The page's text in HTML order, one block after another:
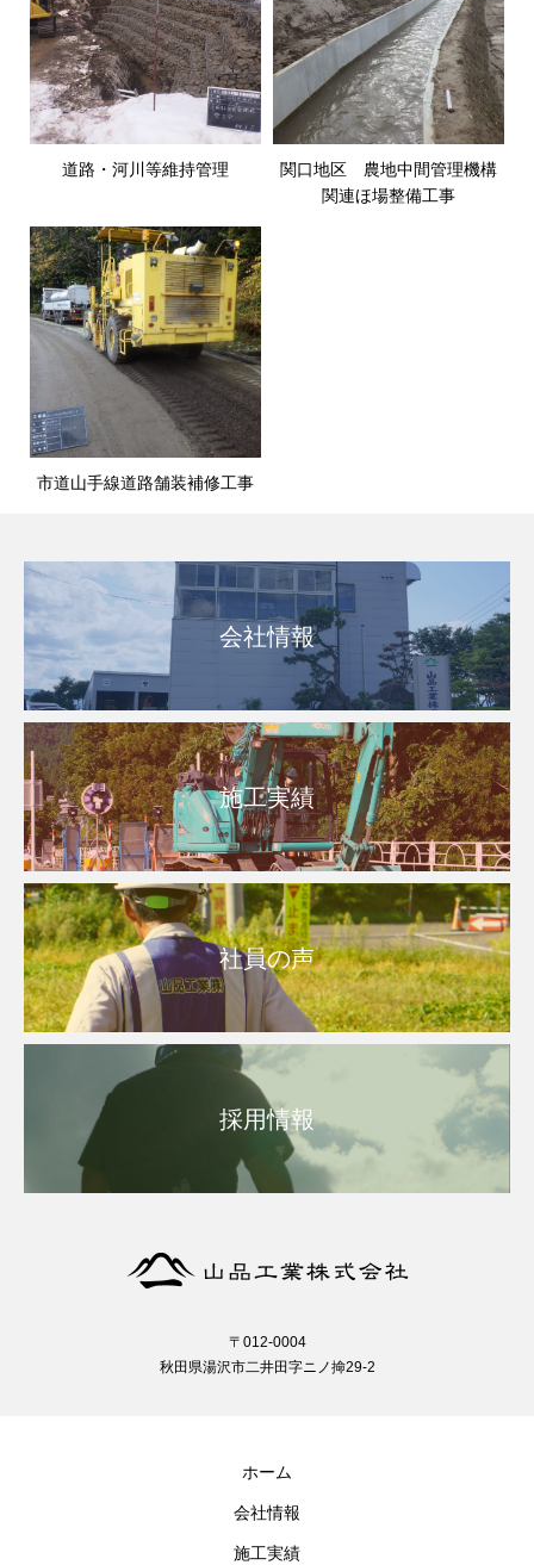
道路・河川等維持管理
関口地区 農地中間管理機構
関連ほ場整備工事
市道山手線道路舗装補修工事
会社情報
施工実績
社員の声
採用情報
〒012-0004
秋田県湯沢市二井田字ニノ掵29-2
ホーム
会社情報
施工実績